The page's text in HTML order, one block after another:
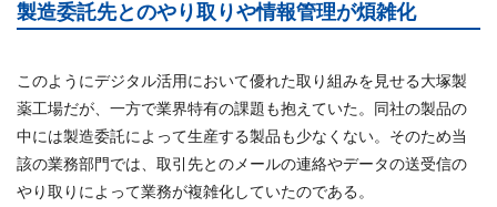
製造委託先とのやり取りや情報管理が煩雑化
このようにデジタル活用において優れた取り組みを見せる大塚製
薬工場だが、一方で業界特有の課題も抱えていた。同社の製品の
中には製造委託によって生産する製品も少なくない。そのため当
該の業務部門では、取引先とのメールの連絡やデータの送受信の
やり取りによって業務が複雑化していたのである。